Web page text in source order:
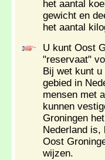
het aantal
gewicht en
het aantal
U kunt Oost
"reservaat"
Bij wet kunt
gebied in
mensen met
kunnen
Groningen
Nederland is,
Oost
wijzen.